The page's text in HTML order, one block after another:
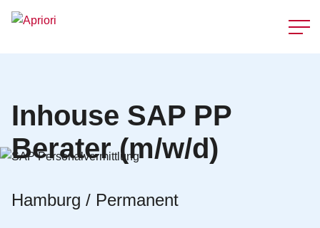
Inhouse SAP PP
Berater (m/w/d)
Hamburg / Permanent